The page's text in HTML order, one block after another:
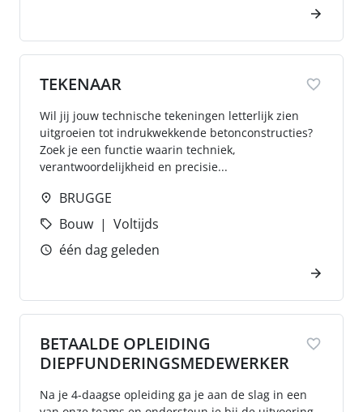
TEKENAAR
Wil jij jouw technische tekeningen letterlijk zien
uitgroeien tot indrukwekkende betonconstructies?
Zoek je een functie waarin techniek,
verantwoordelijkheid en precisie...
BRUGGE
Bouw
Voltijds
één dag geleden
BETAALDE OPLEIDING
DIEPFUNDERINGSMEDEWERKER
Na je 4-daagse opleiding ga je aan de slag in een